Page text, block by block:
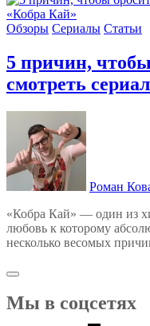
Обзоры Сериалы Статьи
5 причин,
смотреть
Роман
«Кобра Кай» — один из
любовь к которому
несколько весомых
Мы в соцсетях